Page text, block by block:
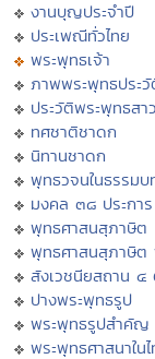
งานบุญประจำปี
ประเพณีทั่วไทย
พระพุทธเจ้า
ภาพพระพุทธประวั
ประวัติพระพุทธสา
ทศชาติชาดก
นิทานชาดก
พุทธวจนในธรรมบ
มงคล ๓๘ ประการ
พุทธศาสนสุภาษิต
พุทธศาสนสุภาษิต
สังเวชนียสถาน ๔
ปางพระพุทธรูป
พระพุทธรูปสำคัญ
พระพุทธศาสนาใน